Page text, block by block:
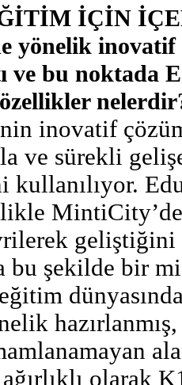
İÇİN
yönelik
ve bu noktada
inovatif
ve sürekli
kullanılıyor.
bu şekilde bir
olarak